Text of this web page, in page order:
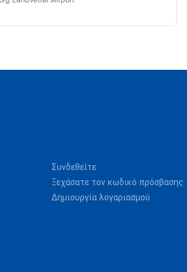
Συνδεθείτε
Ξεχάσατε τον κωδικό πρόσβασης
Δημιουργία λογαριασμού